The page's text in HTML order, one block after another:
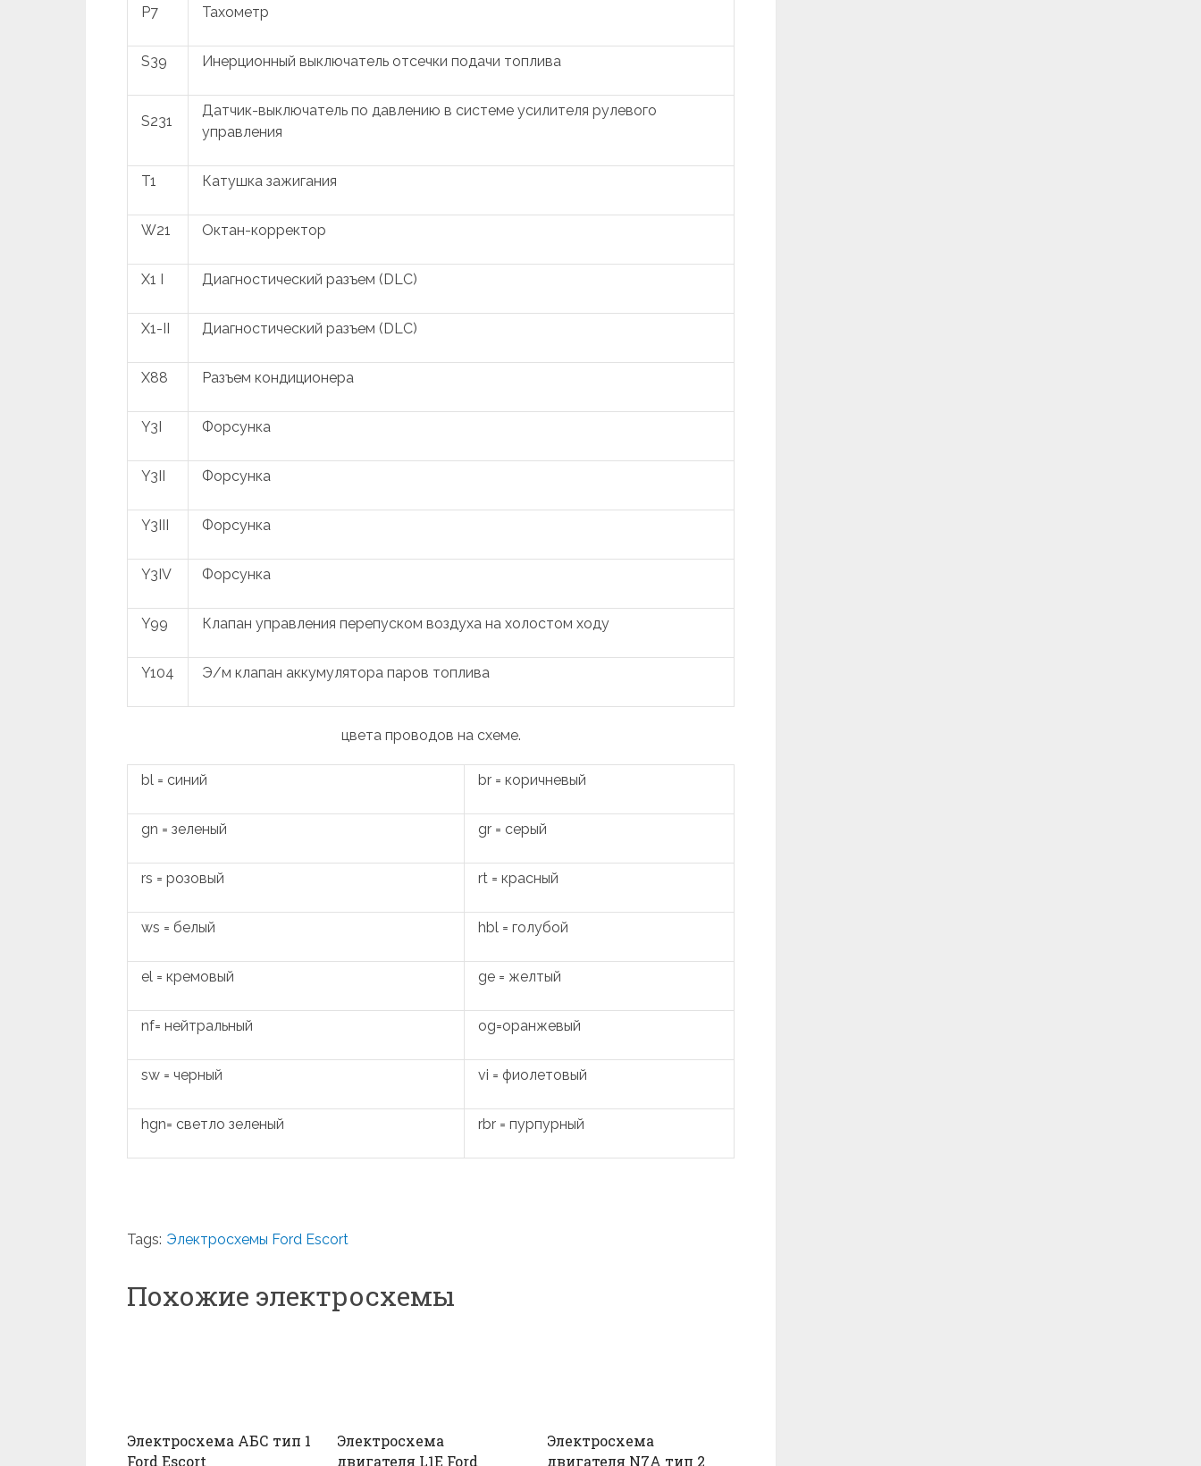
P7 Тахометр
S39 Инерционный выключатель отсечки подачи топлива
S231
Датчик-выключатель по давлению в системе усилителя рулевого
управления
T1 Катушка зажигания
W21 Октан-корректор
X1 I Диагностический разъем (DLC)
X1-II Диагностический разъем (DLC)
X88 Разъем кондиционера
Y3I Форсунка
Y3II Форсунка
Y3III Форсунка
Y3IV Форсунка
Y99 Клапан управления перепуском воздуха на холостом ходу
Y104 Э/м клапан аккумулятора паров топлива
цвета проводов на схеме.
bl = синий br = коричневый
gn = зеленый gr = серый
rs = розовый rt = красный
ws = белый hbl = голубой
el = кремовый ge = желтый
nf= нейтральный og=оранжевый
sw = черный vi = фиолетовый
hgn= светло зеленый rbr = пурпурный
Tags: Электросхемы Ford Escort
Похожие электросхемы
Электросхема АБС тип 1
Ford Escort
Электросхема
двигателя L1E Ford
Электросхема
двигателя N7A тип 2